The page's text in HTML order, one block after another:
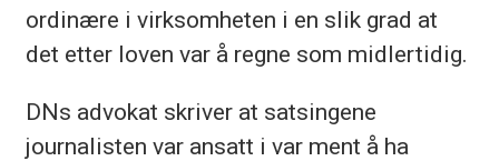
ordinære i virksomheten i en slik grad at
det etter loven var å regne som midlertidig.
DNs advokat skriver at satsingene
journalisten var ansatt i var ment å ha